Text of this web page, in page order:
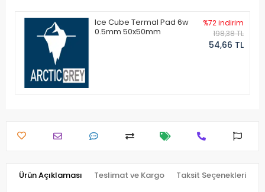
Ice Cube Termal Pad 6w
0.5mm 50x50mm
%72 indirim
198,38 TL
54,66 TL
Ürün Açıklaması Teslimat ve Kargo Taksit Seçenekleri